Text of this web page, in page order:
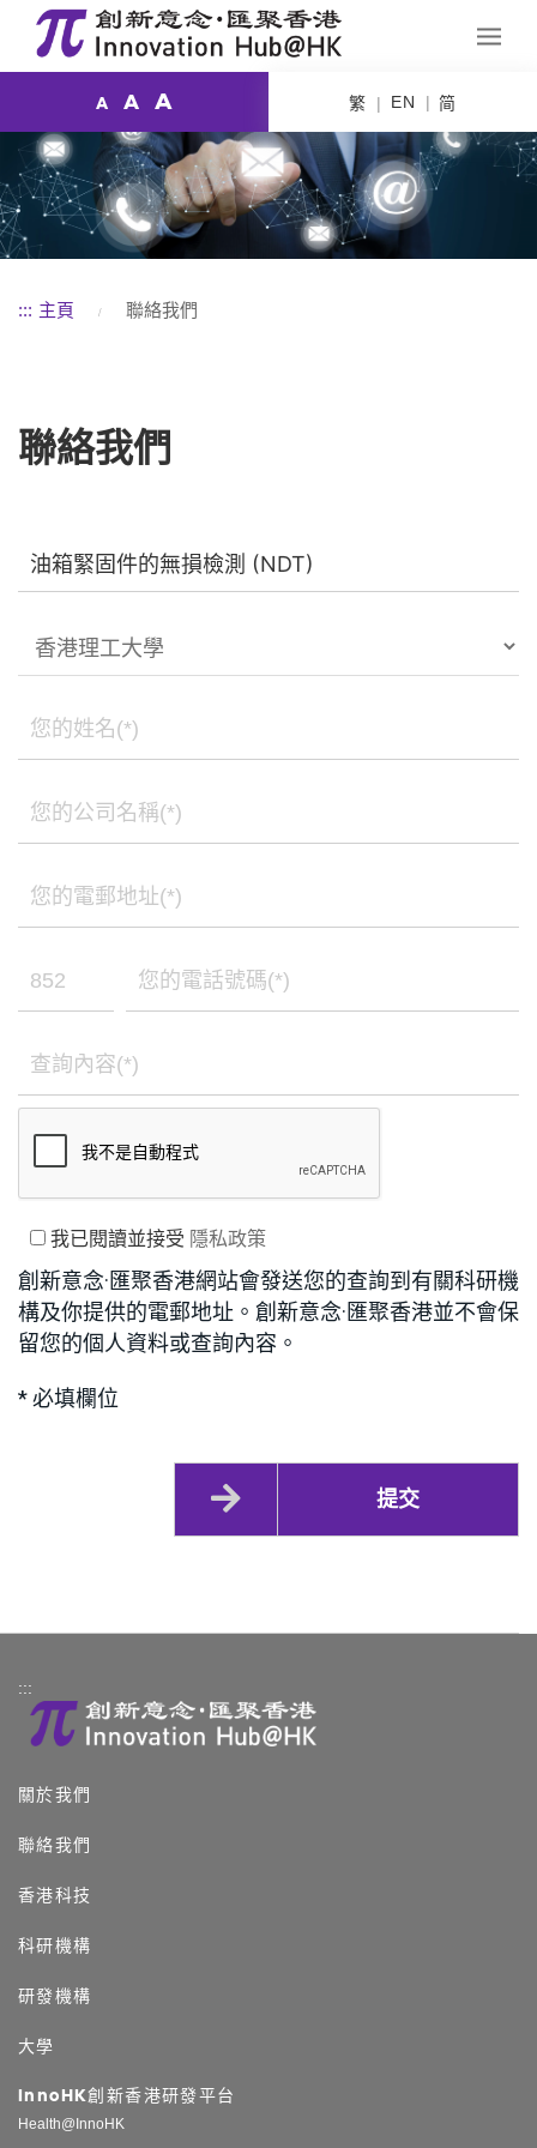
A A A 繁 EN 简
::: 主頁 聯絡我們
聯絡我們
我已閱讀並接受 隱私政策
創新意念·匯聚香港網站會發送您的查詢到有關科研機
構及你提供的電郵地址。創新意念·匯聚香港並不會保
留您的個人資料或查詢內容。
* 必填欄位
提交
:::
關於我們
聯絡我們
香港科技
科研機構
研發機構
大學
InnoHK創新香港研發平台
Health@InnoHK